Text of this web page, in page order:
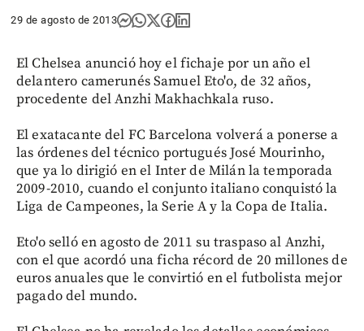
29 de agosto de 2013
El Chelsea anunció hoy el fichaje por un año el
delantero camerunés Samuel Eto'o, de 32 años,
procedente del Anzhi Makhachkala ruso.
El exatacante del FC Barcelona volverá a ponerse a
las órdenes del técnico portugués José Mourinho,
que ya lo dirigió en el Inter de Milán la temporada
2009-2010, cuando el conjunto italiano conquistó la
Liga de Campeones, la Serie A y la Copa de Italia.
Eto'o selló en agosto de 2011 su traspaso al Anzhi,
con el que acordó una ficha récord de 20 millones de
euros anuales que le convirtió en el futbolista mejor
pagado del mundo.